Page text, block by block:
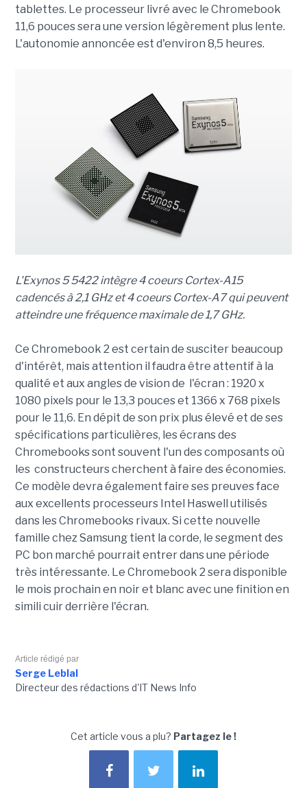
tablettes. Le processeur livré avec le Chromebook
11,6 pouces sera une version légèrement plus lente.
L'autonomie annoncée est d'environ 8,5 heures.
L'Exynos 5 5422 intègre 4 coeurs Cortex-A15
cadencés à 2,1 GHz et 4 coeurs Cortex-A7 qui peuvent
atteindre une fréquence maximale de 1,7 GHz.
Ce Chromebook 2 est certain de susciter beaucoup
d'intérêt, mais attention il faudra être attentif à la
qualité et aux angles de vision de l'écran : 1920 x
1080 pixels pour le 13,3 pouces et 1366 x 768 pixels
pour le 11,6. En dépit de son prix plus élevé et de ses
spécifications particulières, les écrans des
Chromebooks sont souvent l'un des composants où
les constructeurs cherchent à faire des économies.
Ce modèle devra également faire ses preuves face
aux excellents processeurs Intel Haswell utilisés
dans les Chromebooks rivaux. Si cette nouvelle
famille chez Samsung tient la corde, le segment des
PC bon marché pourrait entrer dans une période
très intéressante. Le Chromebook 2 sera disponible
le mois prochain en noir et blanc avec une finition en
simili cuir derrière l'écran.
Article rédigé par
Serge Leblal
Directeur des rédactions d'IT News Info
Cet article vous a plu? Partagez le !